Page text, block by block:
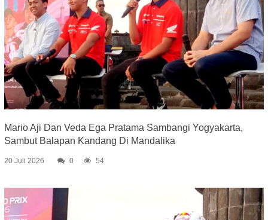
Mario Aji Dan Veda Ega Pratama Sambangi Yogyakarta,
Sambut Balapan Kandang Di Mandalika
20 Juli 2026 0 54